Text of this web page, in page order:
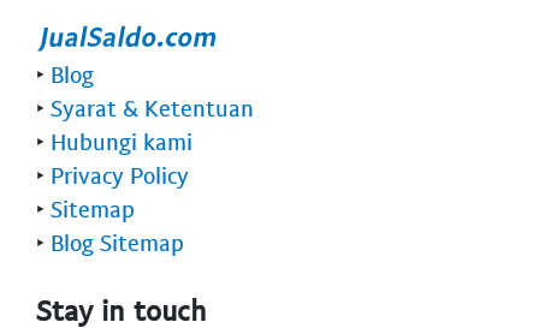
‣ Blog
‣ Syarat & Ketentuan
‣ Hubungi kami
‣ Privacy Policy
‣ Sitemap
‣ Blog Sitemap
Stay in touch